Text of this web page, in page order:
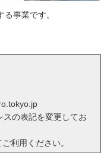
る事業です。
の表記を変更してお
利用ください。